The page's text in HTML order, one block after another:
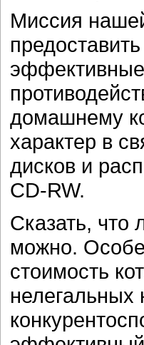
Миссия
домашнему
характер в
дисков и
CD-RW.
Сказать, что
можно.
стоимость
нелегальных